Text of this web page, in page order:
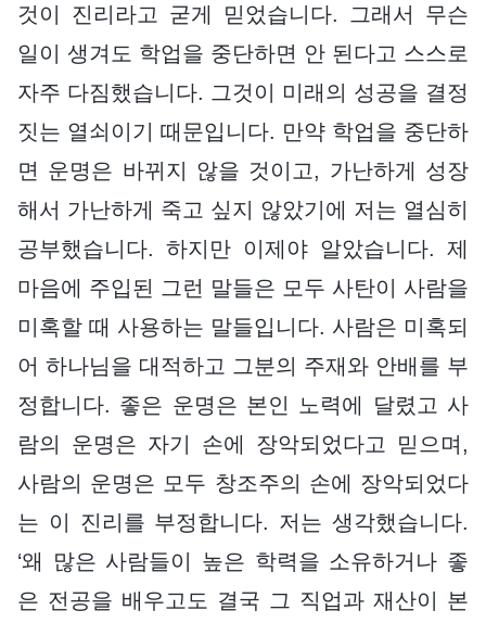
것이 진리라고 굳게 믿었습니다. 그래서 무슨
일이 생겨도 학업을 중단하면 안 된다고 스스로
자주 다짐했습니다. 그것이 미래의 성공을 결정
짓는 열쇠이기 때문입니다. 만약 학업을 중단하
면 운명은 바뀌지 않을 것이고, 가난하게 성장
해서 가난하게 죽고 싶지 않았기에 저는 열심히
공부했습니다. 하지만 이제야 알았습니다. 제
마음에 주입된 그런 말들은 모두 사탄이 사람을
미혹할 때 사용하는 말들입니다. 사람은 미혹되
어 하나님을 대적하고 그분의 주재와 안배를 부
정합니다. 좋은 운명은 본인 노력에 달렸고 사
람의 운명은 자기 손에 장악되었다고 믿으며,
사람의 운명은 모두 창조주의 손에 장악되었다
는 이 진리를 부정합니다. 저는 생각했습니다.
‘왜 많은 사람들이 높은 학력을 소유하거나 좋
은 전공을 배우고도 결국 그 직업과 재산이 본